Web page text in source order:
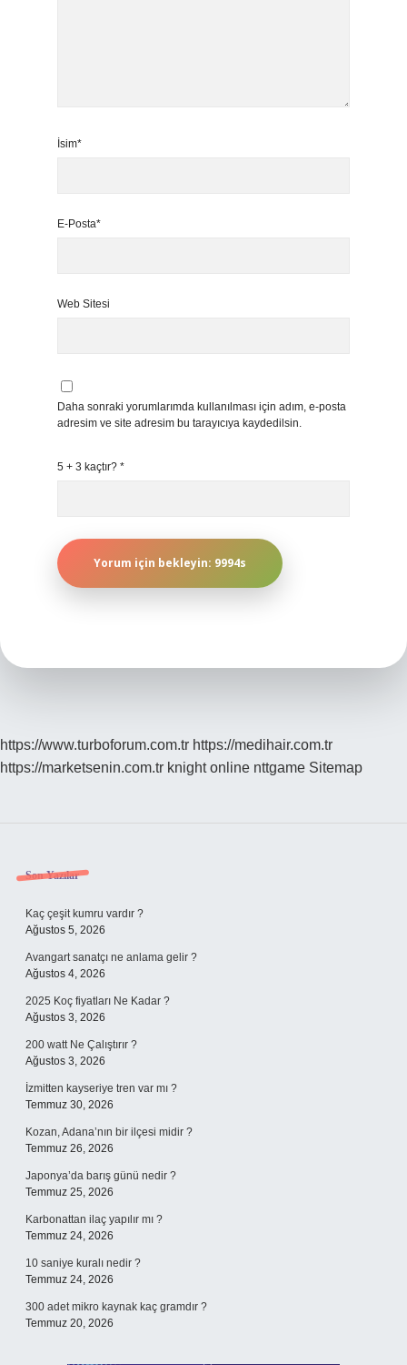
İsim*
E-Posta*
Web Sitesi
Daha sonraki yorumlarımda kullanılması için adım, e-posta
adresim ve site adresim bu tarayıcıya kaydedilsin.
5 + 3 kaçtır? *
https://www.turboforum.com.tr https://medihair.com.tr
https://marketsenin.com.tr knight online nttgame Sitemap
Sidebar
Son Yazılar
Kaç çeşit kumru vardır ?
Ağustos 5, 2026
Avangart sanatçı ne anlama gelir ?
Ağustos 4, 2026
2025 Koç fiyatları Ne Kadar ?
Ağustos 3, 2026
200 watt Ne Çalıştırır ?
Ağustos 3, 2026
İzmitten kayseriye tren var mı ?
Temmuz 30, 2026
Kozan, Adana’nın bir ilçesi midir ?
Temmuz 26, 2026
Japonya’da barış günü nedir ?
Temmuz 25, 2026
Karbonattan ilaç yapılır mı ?
Temmuz 24, 2026
10 saniye kuralı nedir ?
Temmuz 24, 2026
300 adet mikro kaynak kaç gramdır ?
Temmuz 20, 2026